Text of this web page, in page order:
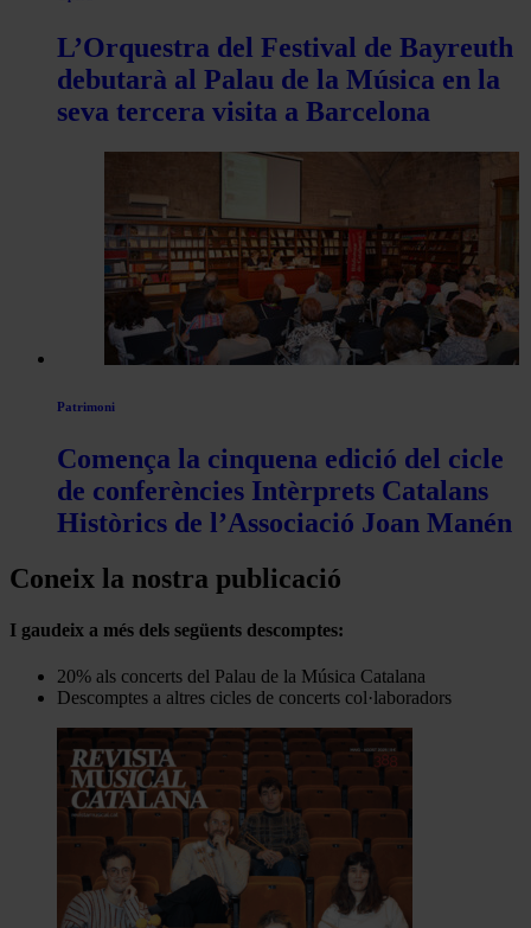
L’Orquestra del Festival de Bayreuth
debutarà al Palau de la Música en la
seva tercera visita a Barcelona
Patrimoni
Comença la cinquena edició del cicle
de conferències Intèrprets Catalans
Històrics de l’Associació Joan Manén
Coneix la nostra publicació
I gaudeix a més dels següents descomptes:
20% als concerts del Palau de la Música Catalana
Descomptes a altres cicles de concerts col·laboradors